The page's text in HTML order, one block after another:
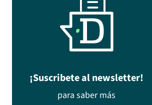
¡Suscribete al newsletter!
para saber más